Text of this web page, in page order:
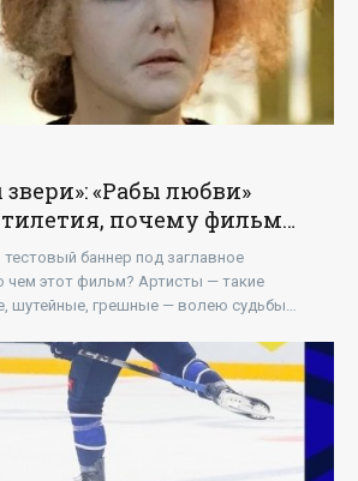
звери»: «Рабы любви»
почему фильм
- «Новости»
баннер под заглавное
чем этот фильм? Артисты — такие
шутейные, грешные — волею судьбы